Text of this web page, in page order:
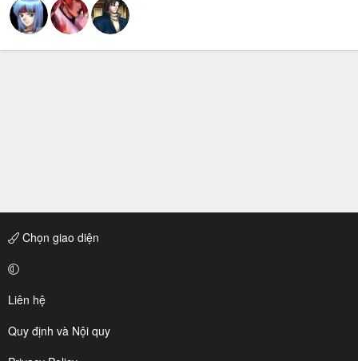
Chọn giao diện
Liên hệ
Quy định và Nội quy